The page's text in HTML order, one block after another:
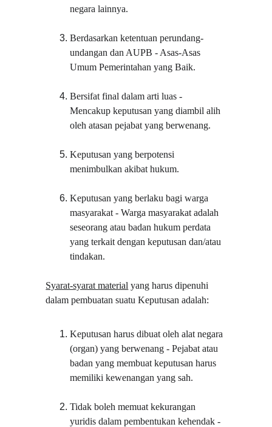
negara lainnya.
Berdasarkan ketentuan perundang-
undangan dan AUPB - Asas-Asas
Umum Pemerintahan yang Baik.
Bersifat final dalam arti luas -
Mencakup keputusan yang diambil alih
oleh atasan pejabat yang berwenang.
Keputusan yang berpotensi
menimbulkan akibat hukum.
Keputusan yang berlaku bagi warga
masyarakat - Warga masyarakat adalah
seseorang atau badan hukum perdata
yang terkait dengan keputusan dan/atau
tindakan.
Syarat-syarat material yang harus dipenuhi
dalam pembuatan suatu Keputusan adalah:
Keputusan harus dibuat oleh alat negara
(organ) yang berwenang - Pejabat atau
badan yang membuat keputusan harus
memiliki kewenangan yang sah.
Tidak boleh memuat kekurangan
yuridis dalam pembentukan kehendak -